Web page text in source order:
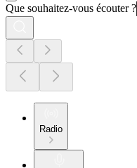
Que souhaitez-vous écouter ?
Radio